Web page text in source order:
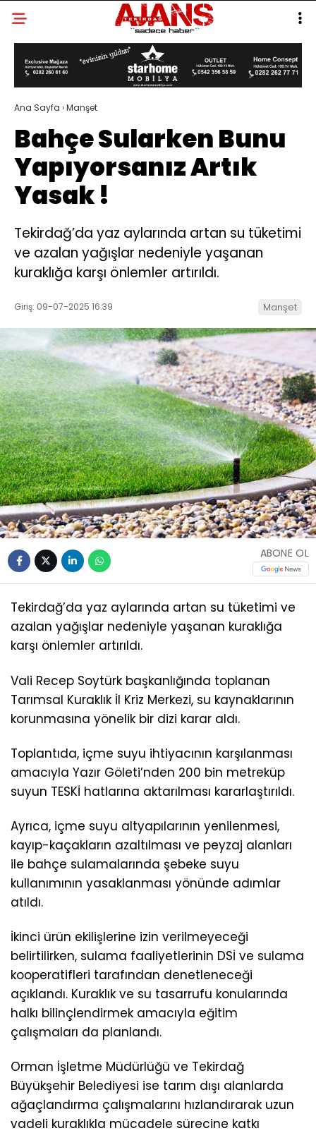
Ana Sayfa ›Manşet
Bahçe Sularken Bunu
Yapıyorsanız Artık
Yasak !
Tekirdağ’da yaz aylarında artan su tüketimi
ve azalan yağışlar nedeniyle yaşanan
kuraklığa karşı önlemler artırıldı.
Giriş: 09-07-2025 16:39 Manşet
ABONE OL
Tekirdağ’da yaz aylarında artan su tüketimi ve
azalan yağışlar nedeniyle yaşanan kuraklığa
karşı önlemler artırıldı.
Vali Recep Soytürk başkanlığında toplanan
Tarımsal Kuraklık İl Kriz Merkezi, su kaynaklarının
korunmasına yönelik bir dizi karar aldı.
Toplantıda, içme suyu ihtiyacının karşılanması
amacıyla Yazır Göleti’nden 200 bin metreküp
suyun TESKİ hatlarına aktarılması kararlaştırıldı.
Ayrıca, içme suyu altyapılarının yenilenmesi,
kayıp-kaçakların azaltılması ve peyzaj alanları
ile bahçe sulamalarında şebeke suyu
kullanımının yasaklanması yönünde adımlar
atıldı.
İkinci ürün ekilişlerine izin verilmeyeceği
belirtilirken, sulama faaliyetlerinin DSİ ve sulama
kooperatifleri tarafından denetleneceği
açıklandı. Kuraklık ve su tasarrufu konularında
halkı bilinçlendirmek amacıyla eğitim
çalışmaları da planlandı.
Orman İşletme Müdürlüğü ve Tekirdağ
Büyükşehir Belediyesi ise tarım dışı alanlarda
ağaçlandırma çalışmalarını hızlandırarak uzun
vadeli kuraklıkla mücadele sürecine katkı